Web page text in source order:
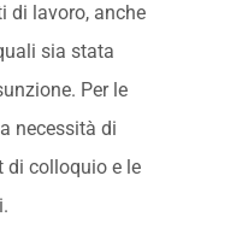
di lavoro, anche
sia stata
Per le
necessità di
di colloquio e le